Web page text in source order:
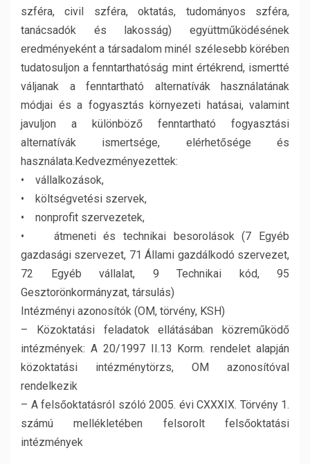
szféra, civil szféra, oktatás, tudományos szféra,
tanácsadók és lakosság) együttműködésének
eredményeként a társadalom minél szélesebb körében
tudatosuljon a fenntarthatóság mint értékrend, ismertté
váljanak a fenntartható alternatívák használatának
módjai és a fogyasztás környezeti hatásai, valamint
javuljon a különböző fenntartható fogyasztási
alternatívák ismertsége, elérhetősége és
használata.Kedvezményezettek:
• vállalkozások,
• költségvetési szervek,
• nonprofit szervezetek,
• átmeneti és technikai besorolások (7 Egyéb
gazdasági szervezet, 71 Állami gazdálkodó szervezet,
72 Egyéb vállalat, 9 Technikai kód, 95
Gesztorönkormányzat, társulás)
Intézményi azonosítók (OM, törvény, KSH)
– Közoktatási feladatok ellátásában közreműködő
intézmények: A 20/1997 II.13 Korm. rendelet alapján
közoktatási intézménytörzs, OM azonosítóval
rendelkezik
– A felsőoktatásról szóló 2005. évi CXXXIX. Törvény 1.
számú mellékletében felsorolt felsőoktatási
intézmények